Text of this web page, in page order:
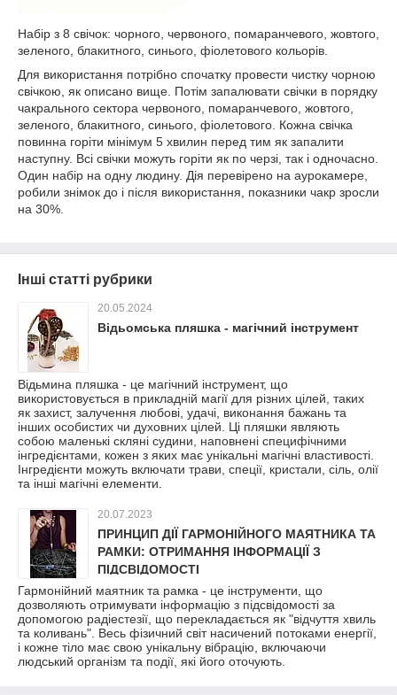
Набір з 8 свічок: чорного, червоного, помаранчевого, жовтого,
зеленого, блакитного, синього, фіолетового кольорів.
Для використання потрібно спочатку провести чистку чорною
свічкою, як описано вище. Потім запалювати свічки в порядку
чакрального сектора червоного, помаранчевого, жовтого,
зеленого, блакитного, синього, фіолетового. Кожна свічка
повинна горіти мінімум 5 хвилин перед тим як запалити
наступну. Всі свічки можуть горіти як по черзі, так і одночасно.
Один набір на одну людину. Дія перевірено на аурокамере,
робили знімок до і після використання, показники чакр зросли
на 30%.
Інші статті рубрики
20.05.2024
Відьомська пляшка - магічний інструмент
Відьмина пляшка - це магічний інструмент, що
використовується в прикладній магії для різних цілей, таких
як захист, залучення любові, удачі, виконання бажань та
інших особистих чи духовних цілей. Ці пляшки являють
собою маленькі скляні судини, наповнені специфічними
інгредієнтами, кожен з яких має унікальні магічні властивості.
Інгредієнти можуть включати трави, спеції, кристали, сіль, олії
та інші магічні елементи.
20.07.2023
ПРИНЦИП ДІЇ ГАРМОНІЙНОГО МАЯТНИКА ТА
РАМКИ: ОТРИМАННЯ ІНФОРМАЦІЇ З
ПІДСВІДОМОСТІ
Гармонійний маятник та рамка - це інструменти, що
дозволяють отримувати інформацію з підсвідомості за
допомогою радіестезії, що перекладається як "відчуття хвиль
та коливань". Весь фізичний світ насичений потоками енергії,
і кожне тіло має свою унікальну вібрацію, включаючи
людський організм та події, які його оточують.